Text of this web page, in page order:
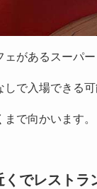
ェがあるスーパ
で入場できる
で向かいます。
くでレストラ